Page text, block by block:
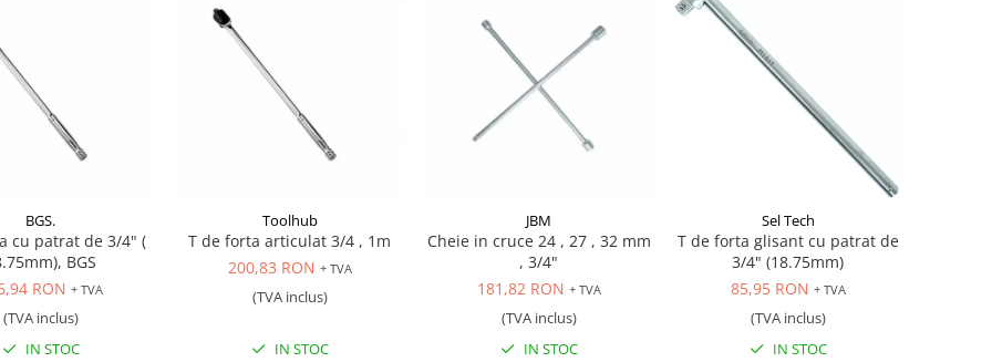
BGS.
cu patrat de 3/4" (
BGS
RON + TVA
(TVA inclus)
IN STOC
Toolhub
T de forta articulat 3/4 , 1m
200,83 RON + TVA
(TVA inclus)
IN STOC
JBM
Cheie in cruce 24 , 27 , 32 mm
, 3/4"
181,82 RON + TVA
(TVA inclus)
IN STOC
Sel Tech
T de forta glisant cu patrat de
3/4" (18.75mm)
85,95 RON + TVA
(TVA inclus)
IN STOC